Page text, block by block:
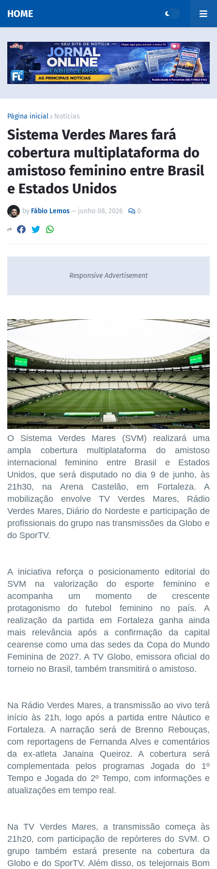
HOME
Página inicial Notícias
Sistema Verdes Mares fará
cobertura multiplataforma do
amistoso feminino entre Brasil
e Estados Unidos
by Fábio Lemos— junho 08, 2026 0
Responsive Advertisement
O Sistema Verdes Mares (SVM) realizará uma
ampla cobertura multiplataforma do amistoso
internacional feminino entre Brasil e Estados
Unidos, que será disputado no dia 9 de junho, às
21h30, na Arena Castelão, em Fortaleza. A
mobilização envolve TV Verdes Mares, Rádio
Verdes Mares, Diário do Nordeste e participação de
profissionais do grupo nas transmissões da Globo e
do SporTV.
A iniciativa reforça o posicionamento editorial do
SVM na valorização do esporte feminino e
acompanha um momento de crescente
protagonismo do futebol feminino no país. A
realização da partida em Fortaleza ganha ainda
mais relevância após a confirmação da capital
cearense como uma das sedes da Copa do Mundo
Feminina de 2027. A TV Globo, emissora oficial do
torneio no Brasil, também transmitirá o amistoso.
Na Rádio Verdes Mares, a transmissão ao vivo terá
início às 21h, logo após a partida entre Náutico e
Fortaleza. A narração será de Brenno Rebouças,
com reportagens de Fernanda Alves e comentários
da ex-atleta Janaina Queiroz. A cobertura será
complementada pelos programas Jogada do 1º
Tempo e Jogada do 2º Tempo, com informações e
atualizações em tempo real.
Na TV Verdes Mares, a transmissão começa às
21h20, com participação de repórteres do SVM. O
grupo também estará presente na cobertura da
Globo e do SporTV. Além disso, os telejornais Bom